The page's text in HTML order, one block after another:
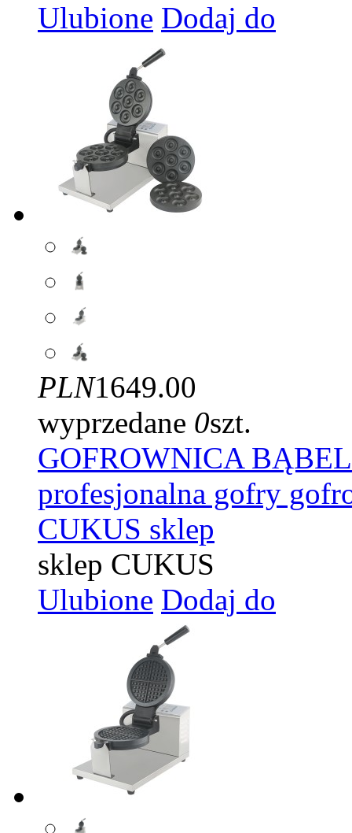
Ulubione Dodaj do
PLN1649.00
wyprzedane 0szt.
GOFROWNICA
profesjonalna gofry
CUKUS sklep
sklep CUKUS
Ulubione Dodaj do